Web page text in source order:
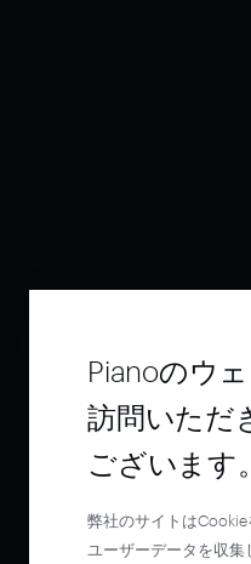
Pianoのウ
訪問いただ
ございます。
弊社のサイトは
ユーザーデータを収集